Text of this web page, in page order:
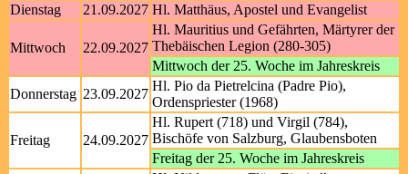
Dienstag
21.09.2027 Hl. Matthäus, Apostel und Evangelist
Mittwoch 22.09.2027
Hl. Mauritius und Gefährten, Märtyrer der
Thebäischen Legion (280-305)
Mittwoch der 25. Woche im Jahreskreis
Donnerstag 23.09.2027
Hl. Pio da Pietrelcina (Padre Pio),
Ordenspriester (1968)
Freitag 24.09.2027
Hl. Rupert (718) und Virgil (784),
Bischöfe von Salzburg, Glaubensboten
Freitag der 25. Woche im Jahreskreis